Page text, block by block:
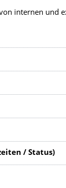
internen und
/ Status)